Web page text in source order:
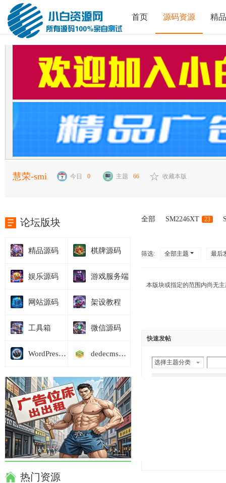
首页 源码资源 精
慧荣-smi 今日 0 主题 66 收藏本版
全部 SM2246XT 23
筛选: 全部主题 最后
本版块或指定的范围内尚无
快速发帖
选择主题分类
论坛版块
精品源码 棋牌源码
娱乐源码 游戏服务端
网站源码 架设教程
工具箱 微信源码
WordPress模板 dedecms商业模板
热门资源